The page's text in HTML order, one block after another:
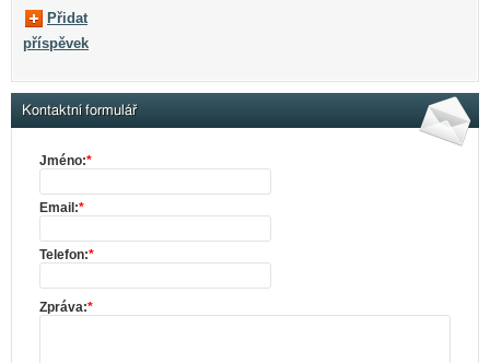
Přidat
příspěvek
Kontaktní formulář
Jméno:*
Email:*
Telefon:*
Zpráva:*